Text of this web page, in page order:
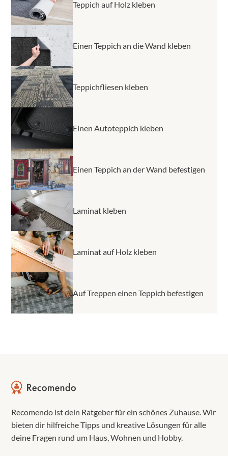
Teppich auf Holz kleben
Einen Teppich an die Wand kleben
Teppichfliesen kleben
Einen Autoteppich kleben
Einen Teppich an der Wand befestigen
Laminat kleben
Laminat auf Holz kleben
Auf Treppen einen Teppich befestigen
Recomendo ist dein Ratgeber für ein schönes Zuhause. Wir
bieten dir hilfreiche Tipps und kreative Lösungen für alle
deine Fragen rund um Haus, Wohnen und Hobby.